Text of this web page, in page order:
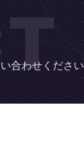
合わせください